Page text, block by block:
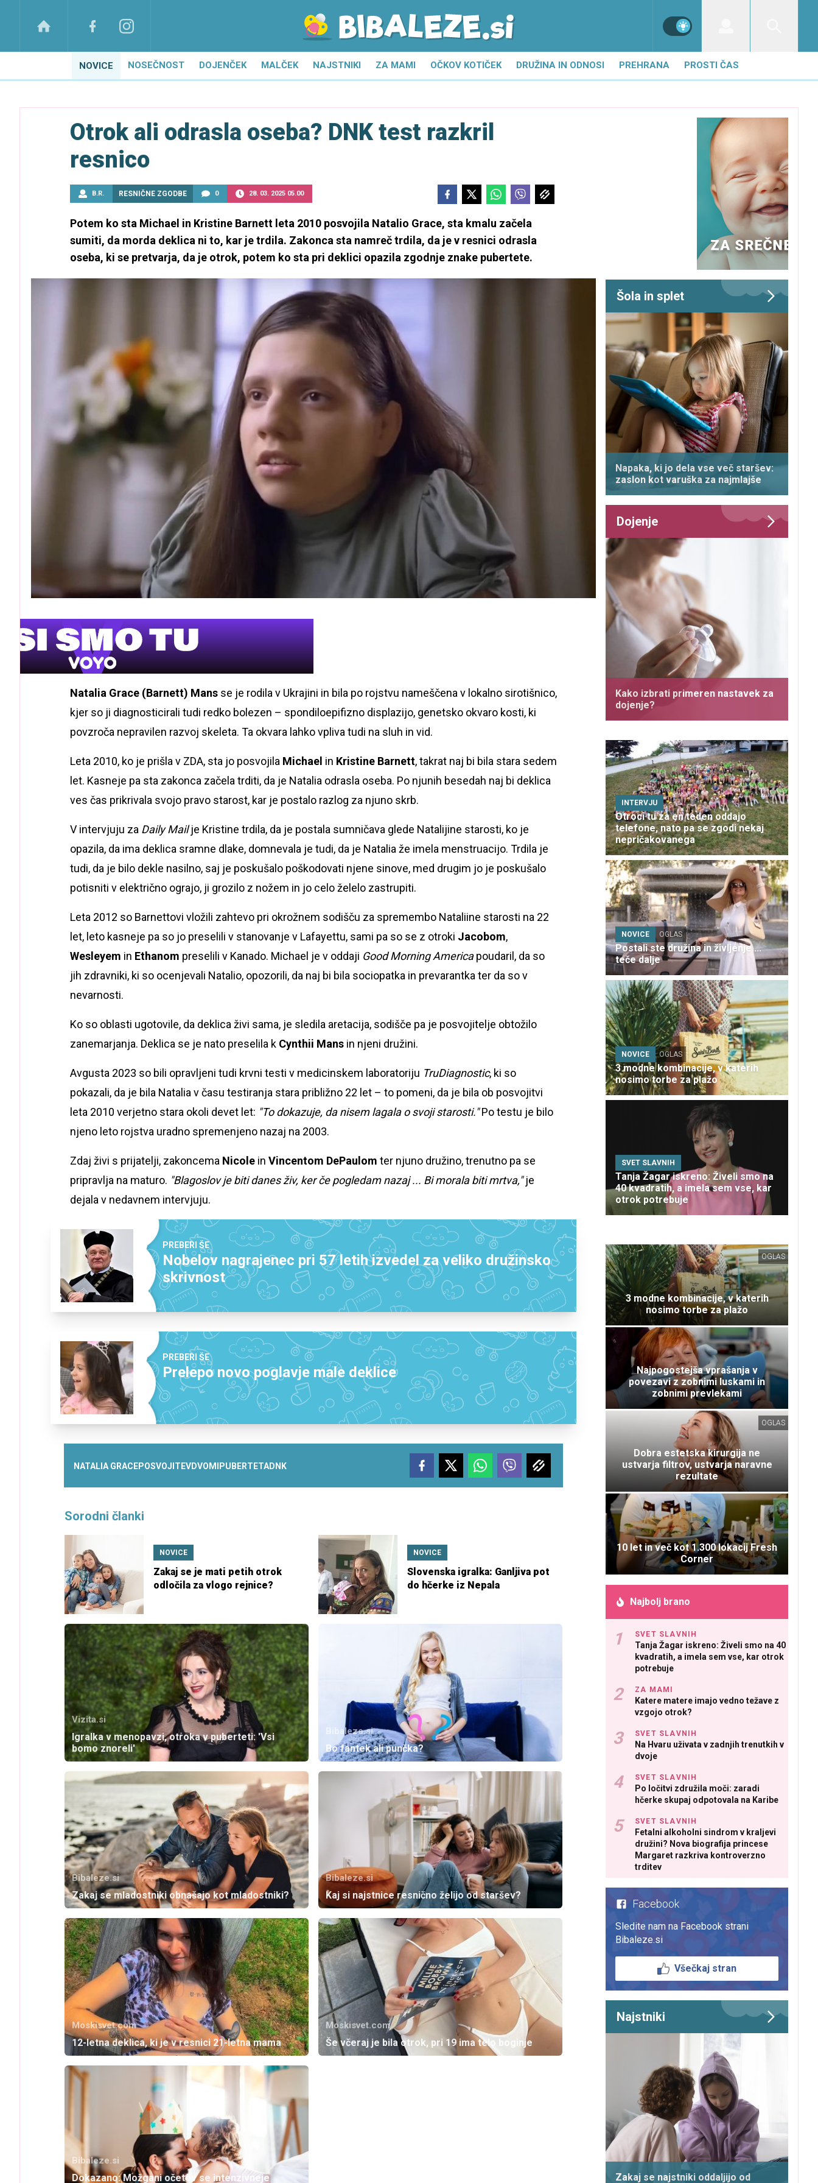
NOVICE NOSEČNOST DOJENČEK MALČEK NAJSTNIKI ZA MAMI OČKOV KOTIČEK DRUŽINA IN ODNOSI PREHRANA PROSTI ČAS
Otrok ali odrasla oseba? DNK test razkril
resnico
B.R. RESNIČNE ZGODBE 0 28. 03. 2025 05.00
Potem ko sta Michael in Kristine Barnett leta 2010 posvojila Natalio Grace, sta kmalu začela
sumiti, da morda deklica ni to, kar je trdila. Zakonca sta namreč trdila, da je v resnici odrasla
oseba, ki se pretvarja, da je otrok, potem ko sta pri deklici opazila zgodnje znake pubertete.
Natalia Grace (Barnett) Mans se je rodila v Ukrajini in bila po rojstvu nameščena v lokalno sirotišnico,
kjer so ji diagnosticirali tudi redko bolezen – spondiloepifizno displazijo, genetsko okvaro kosti, ki
povzroča nepravilen razvoj skeleta. Ta okvara lahko vpliva tudi na sluh in vid.
Leta 2010, ko je prišla v ZDA, sta jo posvojila Michael in Kristine Barnett, takrat naj bi bila stara sedem
let. Kasneje pa sta zakonca začela trditi, da je Natalia odrasla oseba. Po njunih besedah naj bi deklica
ves čas prikrivala svojo pravo starost, kar je postalo razlog za njuno skrb.
V intervjuju za Daily Mailje Kristine trdila, da je postala sumničava glede Natalijine starosti, ko je
opazila, da ima deklica sramne dlake, domnevala je tudi, da je Natalia že imela menstruacijo. Trdila je
tudi, da je bilo dekle nasilno, saj je poskušalo poškodovati njene sinove, med drugim jo je poskušalo
potisniti v električno ograjo, ji grozilo z nožem in jo celo želelo zastrupiti.
Leta 2012 so Barnettovi vložili zahtevo pri okrožnem sodišču za spremembo Nataliine starosti na 22
let, leto kasneje pa so jo preselili v stanovanje v Lafayettu, sami pa so se z otroki Jacobom,
Wesleyem in Ethanom preselili v Kanado. Michael je v oddaji Good Morning Americapoudaril, da so
jih zdravniki, ki so ocenjevali Natalio, opozorili, da naj bi bila sociopatka in prevarantka ter da so v
nevarnosti.
Ko so oblasti ugotovile, da deklica živi sama, je sledila aretacija, sodišče pa je posvojitelje obtožilo
zanemarjanja. Deklica se je nato preselila k Cynthii Mans in njeni družini.
Avgusta 2023 so bili opravljeni tudi krvni testi v medicinskem laboratoriju TruDiagnostic, ki so
pokazali, da je bila Natalia v času testiranja stara približno 22 let – to pomeni, da je bila ob posvojitvi
leta 2010 verjetno stara okoli devet let: "To dokazuje, da nisem lagala o svoji starosti."Po testu je bilo
njeno leto rojstva uradno spremenjeno nazaj na 2003.
Zdaj živi s prijatelji, zakoncema Nicole in Vincentom DePaulom ter njuno družino, trenutno pa se
pripravlja na maturo. "Blagoslov je biti danes živ, ker če pogledam nazaj ... Bi morala biti mrtva,"je
dejala v nedavnem intervjuju.
PREBERI ŠE
Nobelov nagrajenec pri 57 letih izvedel za veliko družinsko
skrivnost
PREBERI ŠE
Prelepo novo poglavje male deklice
NATALIA GRACEPOSVOJITEVDVOMI PUBERTETADNK
Sorodni članki
NOVICE
Zakaj se je mati petih otrok
odločila za vlogo rejnice?
NOVICE
Slovenska igralka: Ganljiva pot
do hčerke iz Nepala
Vizita.si
Igralka v menopavzi, otroka v puberteti: 'Vsi
bomo znoreli'
Bibaleze.si
Bo fantek ali punčka?
Bibaleze.si
Zakaj se mladostniki obnašajo kot mladostniki?
Bibaleze.si
Kaj si najstnice resnično želijo od staršev?
Moskisvet.com
12-letna deklica, ki je v resnici 21-letna mama
Moskisvet.com
Še včeraj je bila otrok, pri 19 ima telo boginje
Bibaleze.si
Dokazano: Možgani očetov se intenzivneje
Šola in splet
Napaka, ki jo dela vse več staršev:
zaslon kot varuška za najmlajše
Dojenje
Kako izbrati primeren nastavek za
dojenje?
INTERVJU
Otroci tu za en teden oddajo
telefone, nato pa se zgodi nekaj
nepričakovanega
NOVICE OGLAS
Postali ste družina in življenje ...
teče dalje
NOVICE OGLAS
3 modne kombinacije, v katerih
nosimo torbe za plažo
SVET SLAVNIH
Tanja Žagar iskreno: Živeli smo na
40 kvadratih, a imela sem vse, kar
otrok potrebuje
OGLAS
3 modne kombinacije, v katerih
nosimo torbe za plažo
Najpogostejša vprašanja v
povezavi z zobnimi luskami in
zobnimi prevlekami
OGLAS
Dobra estetska kirurgija ne
ustvarja filtrov, ustvarja naravne
rezultate
10 let in več kot 1.300 lokacij Fresh
Corner
Najbolj brano
SVET SLAVNIH
Tanja Žagar iskreno: Živeli smo na 40
kvadratih, a imela sem vse, kar otrok
potrebuje
ZA MAMI
Katere matere imajo vedno težave z
vzgojo otrok?
SVET SLAVNIH
Na Hvaru uživata v zadnjih trenutkih v
dvoje
SVET SLAVNIH
Po ločitvi združila moči: zaradi
hčerke skupaj odpotovala na Karibe
SVET SLAVNIH
Fetalni alkoholni sindrom v kraljevi
družini? Nova biografija princese
Margaret razkriva kontroverzno
trditev
Facebook
Sledite nam na Facebook strani
Bibaleze.si
Všečkaj stran
Najstniki
Zakaj se najstniki oddaljijo od